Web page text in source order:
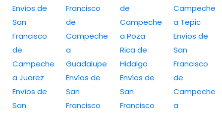
Envíos de
San
Francisco
de
Campeche
a Juarez
Envíos de
San
Francisco
de
Campeche
a
Guadalupe
Envíos de
San
Francisco
de
Campeche
a Poza
Rica de
Hidalgo
Envíos de
San
Francisco
Campeche
a Tepic
Envíos de
San
Francisco
de
Campeche
a